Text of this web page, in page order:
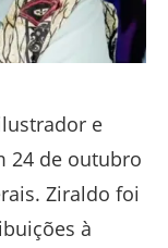
e
24 de outubro
Ziraldo foi
à